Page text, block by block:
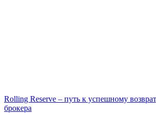
Rolling Reserve – путь к успешному
брокера